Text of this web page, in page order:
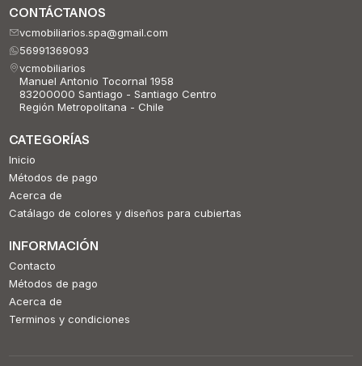
CONTÁCTANOS
vcmobiliarios.spa@gmail.com
56991369093
vcmobiliarios
Manuel Antonio Tocornal 1958
83200000 Santiago - Santiago Centro
Región Metropolitana - Chile
CATEGORÍAS
Inicio
Métodos de pago
Acerca de
Catálago de colores y diseños para cubiertas
INFORMACIÓN
Contacto
Métodos de pago
Acerca de
Terminos y condiciones